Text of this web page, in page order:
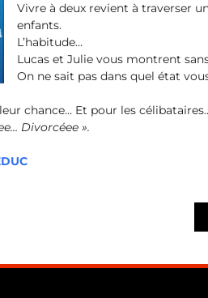
Vivre à deux revient à traverser
enfants.
L’habitude…
Lucas et Julie vous montrent
On ne sait pas dans quel état
chance… Et pour les
Divorcéee ».